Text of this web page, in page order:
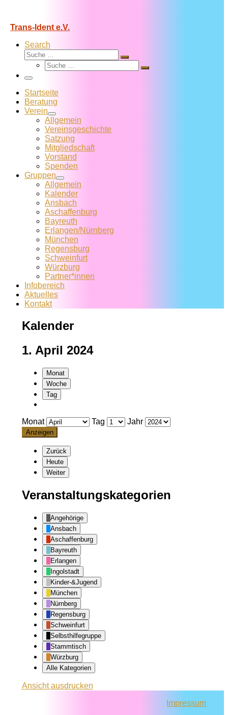
Trans-Ident e.V.
Search
Suche
Suche
Suche
Suche
Menü
Startseite
Beratung
Verein
Allgemein
Vereins­geschichte
Satzung
Mitglied­schaft
Vorstand
Spenden
Gruppen
Allgemein
Kalender
Ansbach
Aschaffenburg
Bayreuth
Erlangen/Nürnberg
München
Regensburg
Schweinfurt
Würzburg
Partner*innen
Infobereich
Aktuelles
Kontakt
Kalender
1. April 2024
Monat
Woche
Tag
Monat Tag Jahr
Zurück
Heute
Weiter
Veranstaltungskategorien
Angehörige
Ansbach
Aschaffenburg
Bayreuth
Erlangen
Ingolstadt
Kinder-&Jugend
München
Nürnberg
Regensburg
Schweinfurt
Selbsthilfegruppe
Stammtisch
Würzburg
Alle Kategorien
Ansichtausdrucken
Impressum